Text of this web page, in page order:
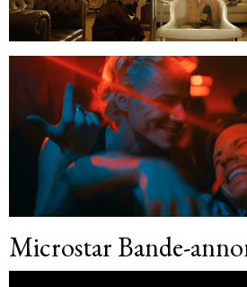
Microstar Bande-